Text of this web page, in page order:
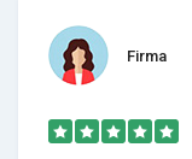
Firma